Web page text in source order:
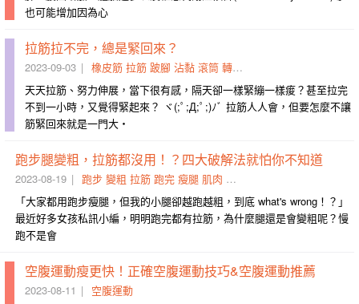
也可能增加因為心
拉筋拉不完，總是緊回來？
2023-09-03 橡皮筋 拉筋 跛腳 沾黏 滾筒 轉頭
天天拉筋、努力伸展，當下很有感，隔天卻一樣緊繃一樣痠？甚至拉完
不到一小時，又覺得緊起來？ ヾ(;ﾟ;Д;ﾟ;)ﾉﾞ 拉筋人人會，但要怎麼不讓
筋緊回來就是一門大・
跑步腿變粗，拉筋都沒用！？四大破解法就怕你不知道
2023-08-19 跑步 變粗 拉筋 跑完 瘦腿 肌肉 腿部
「大家都用跑步瘦腿，但我的小腿卻越跑越粗，到底 what's wrong！？」
最近好多女孩私訊小編，明明跑完都有拉筋，為什麼腿還是會變粗呢？慢
跑不是會
空腹運動瘦更快！正確空腹運動技巧&空腹運動推薦
2023-08-11
空腹運動